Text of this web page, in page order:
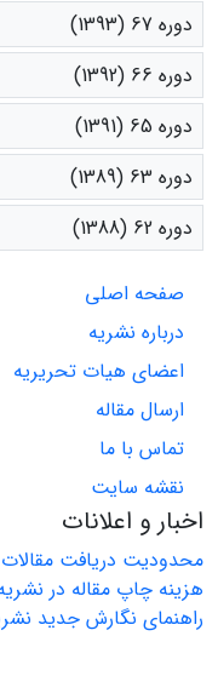
دوره 67 (1393)
دوره 66 (1392)
دوره 65 (1391)
دوره 63 (1389)
دوره 62 (1388)
صفحه اصلی
درباره نشریه
اعضای هیات تحریریه
ارسال مقاله
تماس با ما
نقشه سایت
اخبار و اعلانات
محدودیت دریافت
هزینه چاپ مقاله در
راهنمای نگارش جدید